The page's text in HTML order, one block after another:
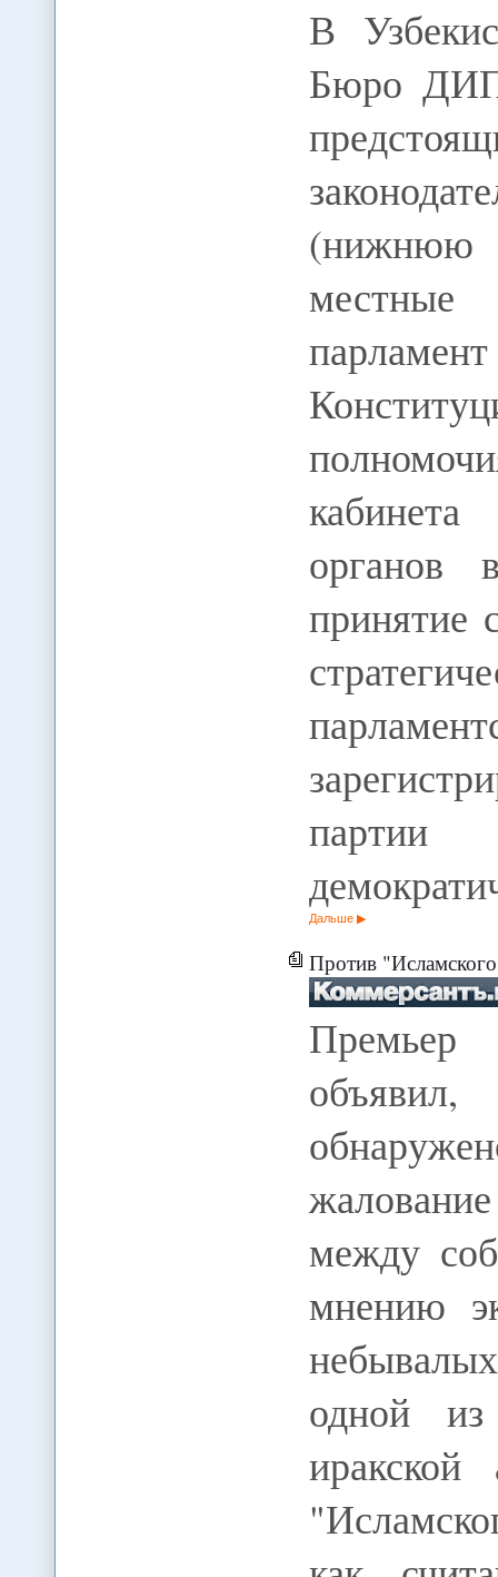
В
Бюро
(нижнюю
кабинета
органов
принятие
партии
Дальше
Против
между
мнению
одной